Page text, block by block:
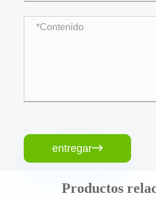
entregar
Productos